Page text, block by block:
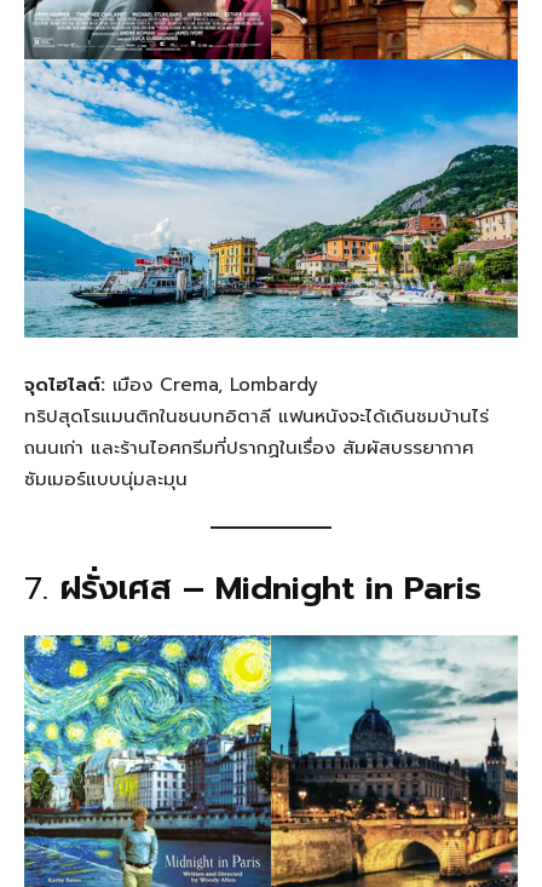
จุดไฮไลต์: เมือง Crema, Lombardy
ทริปสุดโรแมนติกในชนบทอิตาลี แฟนหนังจะได้เดินชมบ้านไร่
ถนนเก่า และร้านไอศกรีมที่ปรากฏในเรื่อง สัมผัสบรรยากาศ
ซัมเมอร์แบบนุ่มละมุน
7. ฝรั่งเศส – Midnight in Paris